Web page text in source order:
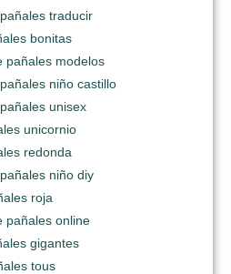
traducir
bonitas
pañales modelos
niño castillo
unisex
unicornio
redonda
niño diy
roja
pañales online
gigantes
tous